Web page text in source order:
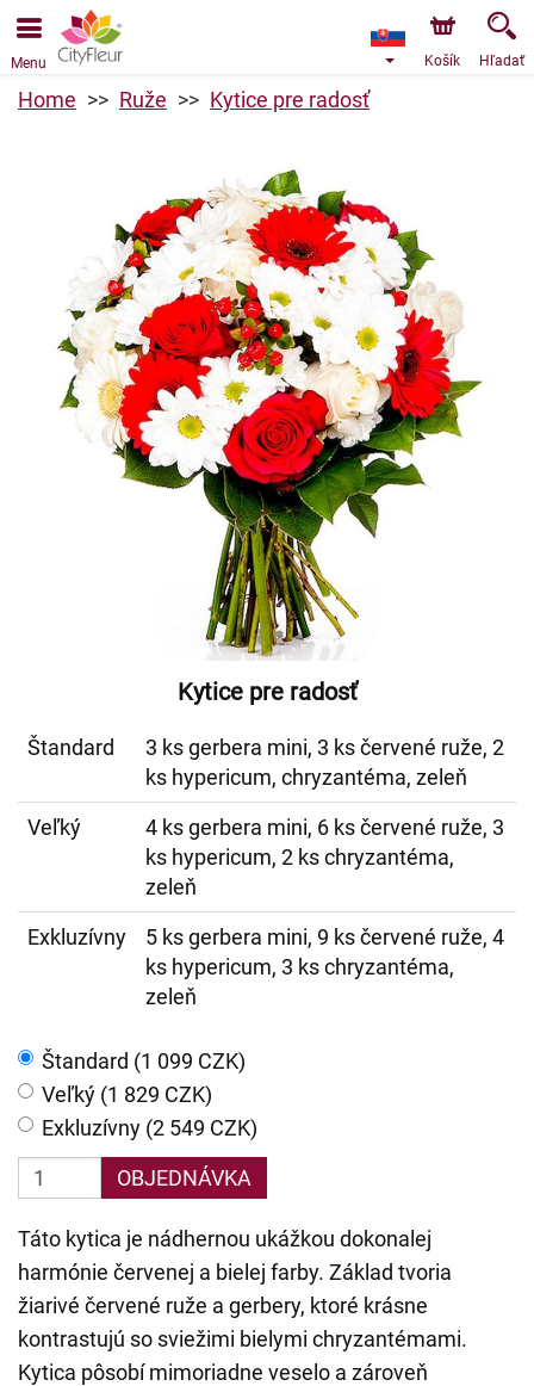
Objednávky prijímame prostredníctvom nášho e-shopu.
Najskorší možný termín doručenia je od 10.8.2026 z
Menu Košík Hľadať
Home Ruže Kytice pre radosť
Kytice pre radosť
Štandard
3 ks gerbera mini, 3 ks červené ruže, 2
ks hypericum, chryzantéma, zeleň
Veľký
4 ks gerbera mini, 6 ks červené ruže, 3
ks hypericum, 2 ks chryzantéma,
zeleň
Exkluzívny
5 ks gerbera mini, 9 ks červené ruže, 4
ks hypericum, 3 ks chryzantéma,
zeleň
Štandard (1 099 CZK)
Veľký (1 829 CZK)
Exkluzívny (2 549 CZK)
OBJEDNÁVKA
Táto kytica je nádhernou ukážkou dokonalej
harmónie červenej a bielej farby. Základ tvoria
žiarivé červené ruže a gerbery, ktoré krásne
kontrastujú so sviežimi bielymi chryzantémami.
Kytica pôsobí mimoriadne veselo a zároveň